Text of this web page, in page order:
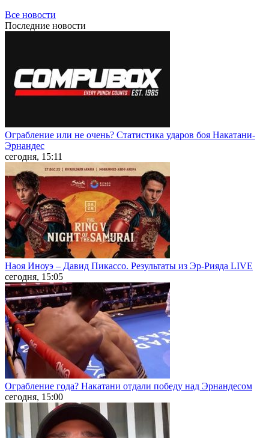
Все новости
Последние новости
Ограбление или не очень? Статистика ударов боя Накатани-
Эрнандес
сегодня, 15:11
Наоя Иноуэ – Давид Пикассо. Результаты из Эр-Рияда LIVE
сегодня, 15:05
Ограбление года? Накатани отдали победу над Эрнандесом
сегодня, 15:00